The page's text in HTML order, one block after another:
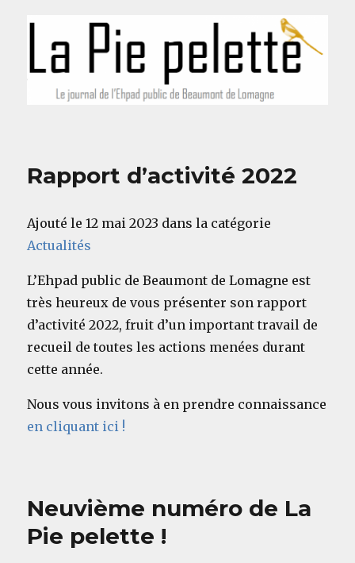
Rapport d’activité 2022
Ajouté le 12 mai 2023 dans la catégorie
Actualités
L’Ehpad public de Beaumont de Lomagne est
très heureux de vous présenter son rapport
d’activité 2022, fruit d’un important travail de
recueil de toutes les actions menées durant
cette année.
Nous vous invitons à en prendre connaissance
en cliquant ici !
Neuvième numéro de La
Pie pelette !